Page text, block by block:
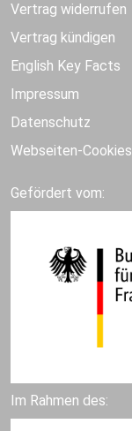
Vertrag widerrufen
Vertrag kündigen
English Key Facts
Impressum
Datenschutz
Webseiten-Cookies
Gefördert vom:
Im Rahmen des: